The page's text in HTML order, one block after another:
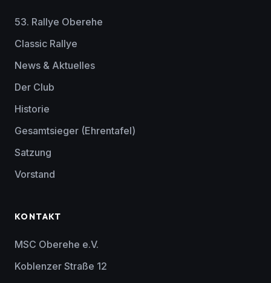
53. Rallye Oberehe
Classic Rallye
News & Aktuelles
Der Club
Historie
Gesamtsieger (Ehrentafel)
Satzung
Vorstand
KONTAKT
MSC Oberehe e.V.
Koblenzer Straße 12